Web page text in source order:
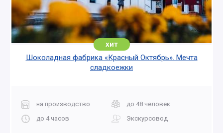
хит
Шоколадная фабрика «Красный Октябрь». Мечта
сладкоежки
на производство
до 48 человек
до 4 часов
Экскурсовод